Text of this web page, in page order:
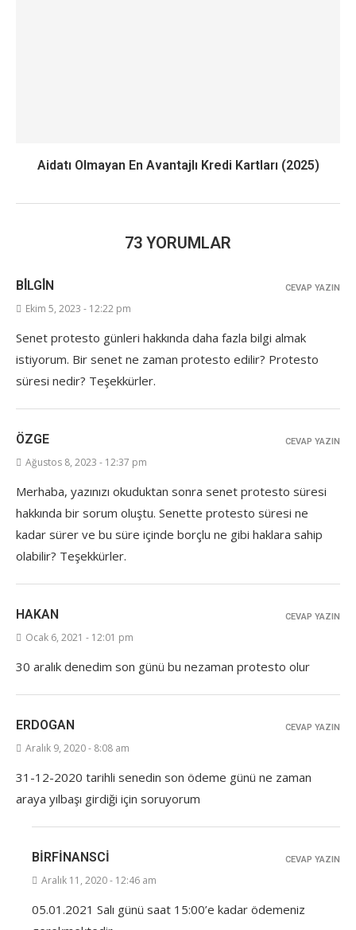
Aidatı Olmayan En Avantajlı Kredi Kartları (2025)
73 YORUMLAR
BİLGİN
Ekim 5, 2023 - 12:22 pm
Senet protesto günleri hakkında daha fazla bilgi almak
istiyorum. Bir senet ne zaman protesto edilir? Protesto
süresi nedir? Teşekkürler.
CEVAP YAZIN
ÖZGE
Ağustos 8, 2023 - 12:37 pm
Merhaba, yazınızı okuduktan sonra senet protesto süresi
hakkında bir sorum oluştu. Senette protesto süresi ne
kadar sürer ve bu süre içinde borçlu ne gibi haklara sahip
olabilir? Teşekkürler.
CEVAP YAZIN
HAKAN
Ocak 6, 2021 - 12:01 pm
30 aralık denedim son günü bu nezaman protesto olur
CEVAP YAZIN
ERDOGAN
Aralık 9, 2020 - 8:08 am
31-12-2020 tarihli senedin son ödeme günü ne zaman
araya yılbaşı girdiği için soruyorum
CEVAP YAZIN
BIRFINANSCI
Aralık 11, 2020 - 12:46 am
05.01.2021 Salı günü saat 15:00’e kadar ödemeniz
CEVAP YAZIN